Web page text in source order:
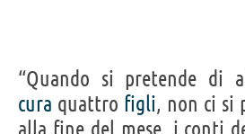
“Quando si pretende di
cura quattro figli, non ci si
alla fine del mese, i conti